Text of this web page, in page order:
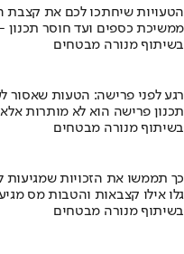
הטעויות שיחתכו לכם את קצבת
ממשיכת כספים ועד חוסר
בשיתוף מנורה מבטחים
רגע לפני פרישה: הטעות שאסור
תכנון פרישה הוא לא מותרות
בשיתוף מנורה מבטחים
כך תממשו את הזכויות שמגיעות
גלו אילו קצבאות והטבות מס
בשיתוף מנורה מבטחים